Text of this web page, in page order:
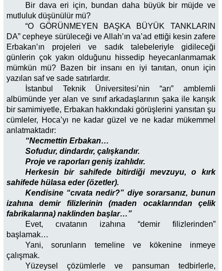
Bir dava eri için, bundan daha büyük bir müjde ve
mutluluk düşünülür mü?
“O GÖRÜNMEYEN BAŞKA BÜYÜK TANKLARIN
DA” cepheye sürüleceği ve Allah’ın va’ad ettiği kesin zafere
Erbakan’ın projeleri ve sadık talebeleriyle gidileceği
günlerin çok yakın olduğunu hissedip heyecanlanmamak
mümkün mü? Bazen bir insanı en iyi tanıtan, onun için
yazılan saf ve sade satırlardır.
İstanbul Teknik Üniversitesi’nin “arı” amblemli
albümünde yer alan ve sınıf arkadaşlarının şaka ile karışık
bir samimiyetle, Erbakan hakkındaki görüşlerini yansıtan şu
cümleler, Hoca’yı ne kadar güzel ve ne kadar mükemmel
anlatmaktadır:
“Necmettin Erbakan…
Sofudur, dindardır, çalışkandır.
Proje ve raporları geniş izahlıdır.
Herkesin bir sahifede bitirdiği mevzuyu, o kırk
sahifede hülasa eder (özetler).
Kendisine “cıvata nedir?” diye sorarsanız, bunun
izahına demir filizlerinin (maden ocaklarından çelik
fabrikalarına) naklinden başlar…”
Evet, cıvatanın izahına “demir filizlerinden”
başlamak…
Yani, sorunların temeline ve kökenine inmeye
çalışmak.
Yüzeysel çözümlerle ve pansuman tedbirlerle,